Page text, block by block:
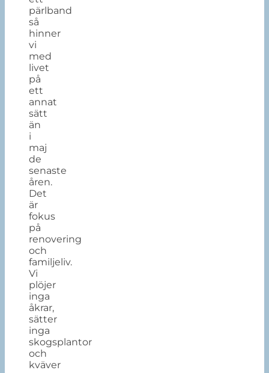
pärlband
så
hinner
vi
med
livet
på
ett
annat
sätt
än
i
maj
de
senaste
åren.
Det
är
fokus
på
renovering
och
familjeliv.
Vi
plöjer
inga
åkrar,
sätter
inga
skogsplantor
och
kväver